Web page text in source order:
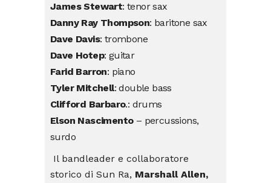
James Stewart: tenor sax
Danny Ray Thompson: baritone sax
Dave Davis: trombone
Dave Hotep: guitar
Farid Barron: piano
Tyler Mitchell: double bass
Clifford Barbaro.: drums
Elson Nascimento– percussions,
surdo
Il bandleader e collaboratore
storico di Sun Ra, Marshall Allen,